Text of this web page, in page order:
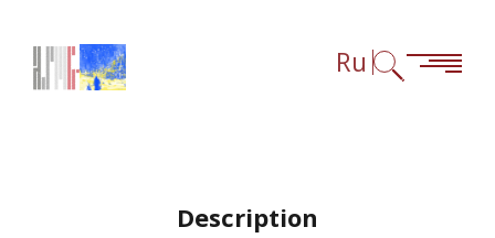
Ru
Description